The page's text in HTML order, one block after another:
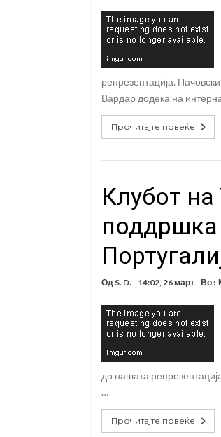
репрезентација.
Вардар додека на
Прочитајте повеќе
Клубот
поддршка
Од S. D. 14:02, 26 март Во :
до нашата
…
Прочитајте повеќе